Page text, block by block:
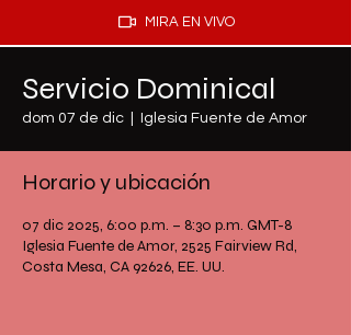
MIRA EN VIVO
Servicio Dominical
dom 07 de dic Iglesia Fuente de Amor
Horario y ubicación
07 dic 2025, 6:00 p.m. – 8:30 p.m. GMT-8
Iglesia Fuente de Amor, 2525 Fairview Rd,
Costa Mesa, CA 92626, EE. UU.